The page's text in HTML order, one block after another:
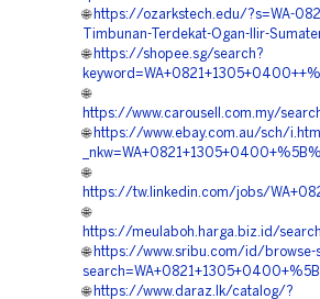
🌐 https://ozarkstech.edu/?s=WA-
Timbunan-Terdekat-Ogan-Ilir-
🌐 https://shopee.sg/search?
🌐
https://www.carousell.com.my/
🌐 https://www.ebay.com.au/sch/
🌐
https://tw.linkedin.com/jobs/
🌐
https://meulaboh.harga.biz.id/
🌐 https://www.sribu.com/id/browse-
🌐 https://www.daraz.lk/catalog/?